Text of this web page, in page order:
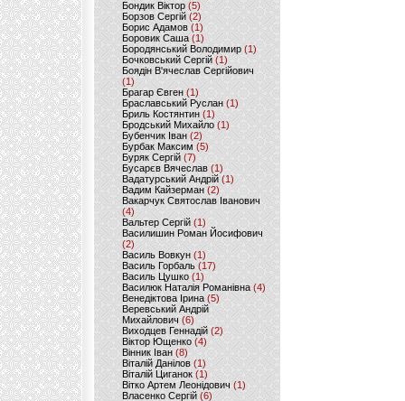
Бондик Віктор(5)
Борзов Сергiй (2)
Борис Адамов(1)
Боровик Саша (1)
Бородянський Володимир (1)
Бочковський Сергій (1)
Боядін В'ячеслав Сергійович
(1)
Брагар Євген (1)
Браславський Руслан (1)
Бриль Костянтин (1)
Бродський Михайло (1)
Бубенчик Іван(2)
Бурбак Максим (5)
Буряк Сергій (7)
Бусарєв Вячеслав (1)
Вадатурський Андрій (1)
Вадим Кайзерман (2)
Вакарчук Святослав Іванович
(4)
Вальтер Сергій (1)
Василишин Роман Йосифович
(2)
Василь Вовкун (1)
Василь Горбаль (17)
Василь Цушко (1)
Василюк Наталія Романівна (4)
Венедіктова Ірина(5)
Веревський Андрій
Михайлович (6)
Виходцев Геннадій (2)
Віктор Ющенко (4)
Вінник Іван (8)
Віталій Данілов (1)
Віталій Циганок (1)
Вітко Артем Леонідович(1)
Власенко Сергій (6)